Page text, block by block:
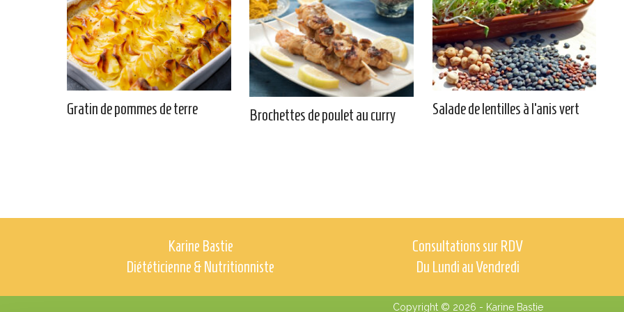
Gratin de pommes de terre Brochettes de poulet au curry Salade de lentilles à l’anis vert
Karine Bastie
Diététicienne & Nutritionniste
Consultations sur RDV
Du Lundi au Vendredi
Copyright © 2026 - Karine Bastie